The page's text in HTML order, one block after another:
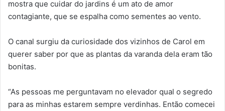
mostra que cuidar do jardins é um ato de amor
contagiante, que se espalha como sementes ao vento.
O canal surgiu da curiosidade dos vizinhos de Carol em
querer saber por que as plantas da varanda dela eram tão
bonitas.
“As pessoas me perguntavam no elevador qual o segredo
para as minhas estarem sempre verdinhas. Então comecei